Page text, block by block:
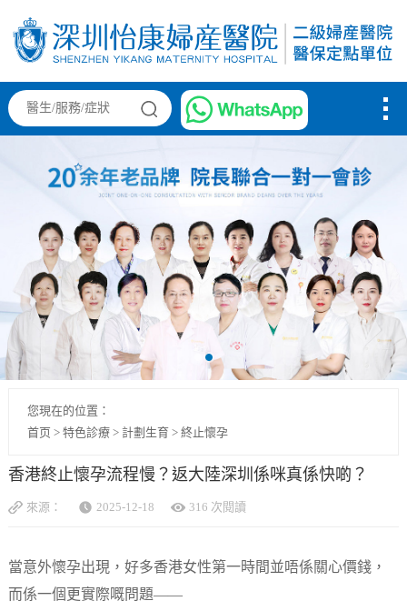
您現在的位置：
首页 > 特色診療> 計劃生育> 終止懷孕
香港終止懷孕流程慢？返大陸深圳係咪真係快啲？
來源： 2025-12-18 316 次閱讀
當意外懷孕出現，好多香港女性第一時間並唔係關心價錢，
而係一個更實際嘅問題——